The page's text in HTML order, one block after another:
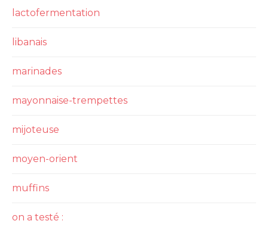
lactofermentation
libanais
marinades
mayonnaise-trempettes
mijoteuse
moyen-orient
muffins
on a testé :